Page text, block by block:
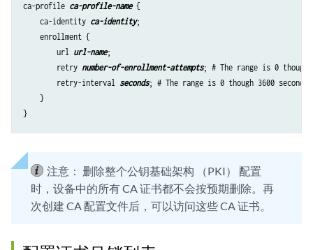
ca-profile ca-profile-name {
    ca-identity
ca-identity;
    enrollment {
        url
url-name;
        retry
number-of-enrollment-attempts; # The range is 0 though
        retry-interval
seconds; # The range is 0 though 3600 seconds.
    }
注意： 删除整个公钥基础架构 （PKI） 配置
时，设备中的所有 CA 证书都不会按预期删除。再
次创建 CA 配置文件后，可以访问这些 CA 证书。